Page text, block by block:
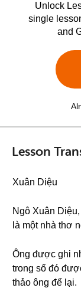
Unlock
single
and
Lesson
Xuân Diệu
Ngô Xuân
là một nhà thơ
Ông được ghi
trong số đó
thảo ông để lại.